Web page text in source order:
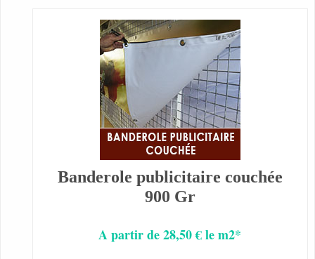
Banderole publicitaire couchée
900 Gr
A partir de 28,50 € le m2*